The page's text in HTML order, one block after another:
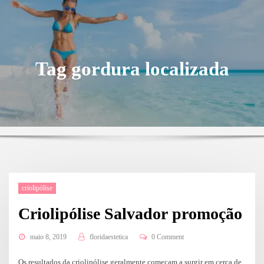
Tag gordura localizada
criolipólise
Criolipólise Salvador promoção
maio 8, 2019 floridaestetica 0 Comment
Os resultados da criolipólise geralmente começam a surgir em cerca de